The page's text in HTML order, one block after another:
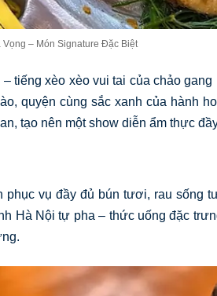
Vọng – Món Signature Đặc Biệt
tiếng xèo xèo vui tai của chảo gang
quyện cùng sắc xanh của hành
tạo nên một show diễn ẩm thực
vụ đầy đủ bún tươi, rau sống
Hà Nội tự pha – thức uống đặc